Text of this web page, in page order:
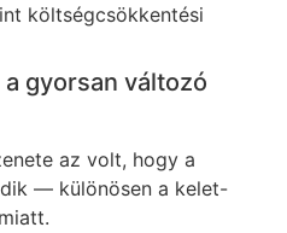
költségcsökkentési
gyorsan változó
az volt, hogy a
— különösen a kelet-